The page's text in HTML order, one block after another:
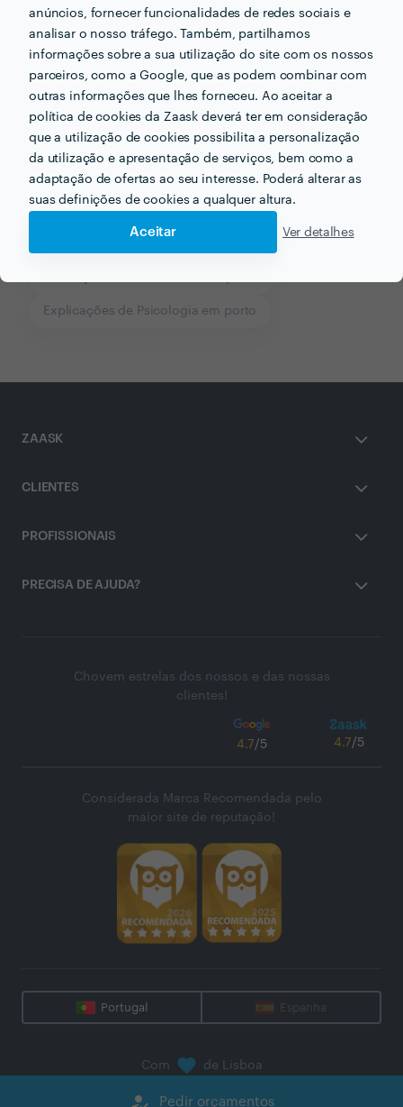
anúncios, fornecer funcionalidades de redes sociais e
analisar o nosso tráfego. Também, partilhamos
informações sobre a sua utilização do site com os nossos
parceiros, como a Google, que as podem combinar com
outras informações que lhes forneceu. Ao aceitar a
política de cookies da Zaask deverá ter em consideração
que a utilização de cookies possibilita a personalização
da utilização e apresentação de serviços, bem como a
adaptação de ofertas ao seu interesse. Poderá alterar as
suas definições de cookies a qualquer altura.
Aceitar Ver detalhes
Receba várias propostas de profissionais como
Perlimpimpim Perlimpimpão
how_to_reg Pedir orçamentos
Outros serviços proporcionados por Perlimpimpim
Explicações de Psicologia em porto
ZAASK
CLIENTES
PROFISSIONAIS
PRECISA DE AJUDA?
Chovem estrelas dos nossos e das nossas
clientes!
4.7/5 4.7/5
Considerada Marca Recomendada pelo
maior site de reputação!
Portugal Espanha
Com de Lisboa
Zaask - Plataforma Digital, S.A.